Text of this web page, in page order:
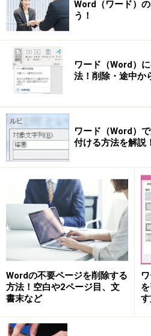
Word（ワード）
う！
ワード（Word）
法！削除・途中か
ワード（Word）
付ける方法を解説！
Wordの不要ページを削除する
方法！空白や2ページ目、文
書末など
す